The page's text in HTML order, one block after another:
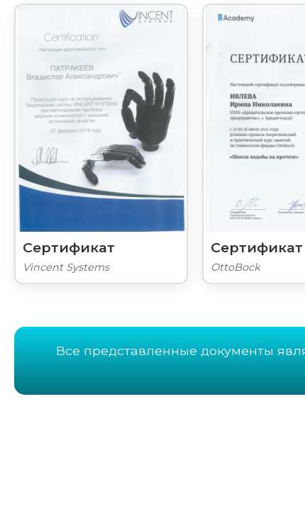
Сертификат
Vincent Systems
Сертификат
OttoBock
Все представленные документы